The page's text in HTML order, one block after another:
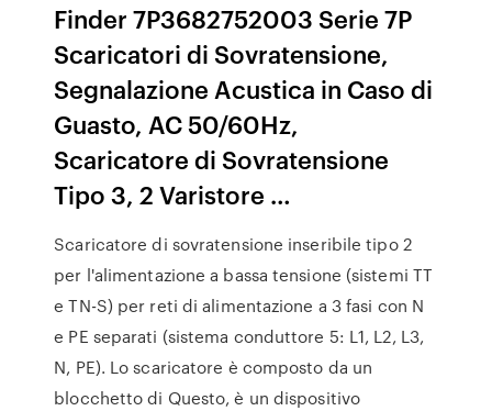
Finder 7P3682752003 Serie 7P
Scaricatori di Sovratensione,
Segnalazione Acustica in Caso di
Guasto, AC 50/60Hz,
Scaricatore di Sovratensione
Tipo 3, 2 Varistore …
Scaricatore di sovratensione inseribile tipo 2
per l'alimentazione a bassa tensione (sistemi TT
e TN-S) per reti di alimentazione a 3 fasi con N
e PE separati (sistema conduttore 5: L1, L2, L3,
N, PE). Lo scaricatore è composto da un
blocchetto di Questo, è un dispositivo